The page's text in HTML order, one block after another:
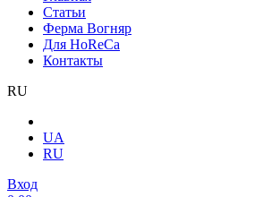
Статьи
Ферма Вогняр
Для HoReCa
Контакты
RU
UA
RU
Вход